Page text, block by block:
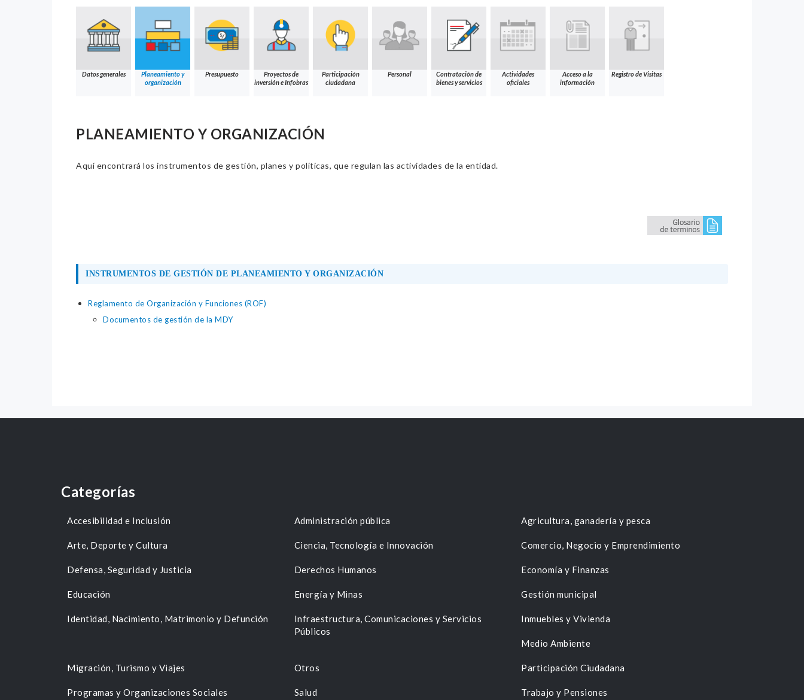
Datos generales
Planeamiento y
organización
Presupuesto
Proyectos de
inversión e Infobras
Participación
ciudadana
Personal
Contratación de
bienes y servicios
Actividades
oficiales
Acceso a la
información
Registro de Visitas
PLANEAMIENTO Y ORGANIZACIÓN
Aquí encontrará los instrumentos de gestión, planes y políticas, que regulan las actividades de la entidad.
INSTRUMENTOS DE GESTIÓN DE PLANEAMIENTO Y ORGANIZACIÓN
Reglamento de Organización y Funciones (ROF)
Documentos de gestión de la MDY
Categorías
Accesibilidad e Inclusión Administración pública Agricultura, ganadería y pesca
Arte, Deporte y Cultura Ciencia, Tecnología e Innovación Comercio, Negocio y Emprendimiento
Defensa, Seguridad y Justicia Derechos Humanos Economía y Finanzas
Educación Energía y Minas Gestión municipal
Identidad, Nacimiento, Matrimonio y Defunción
Infraestructura, Comunicaciones y Servicios
Públicos
Inmuebles y Vivienda
Medio Ambiente
Migración, Turismo y Viajes Otros Participación Ciudadana
Programas y Organizaciones Sociales Salud Trabajo y Pensiones